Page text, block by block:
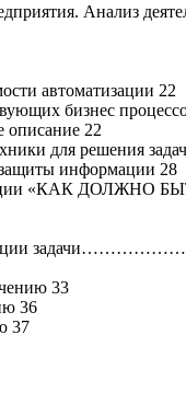
Анализ
автоматизации 22
бизнес
описание 22
для решения
информации 28
«КАК ДОЛЖНО
33
36
37